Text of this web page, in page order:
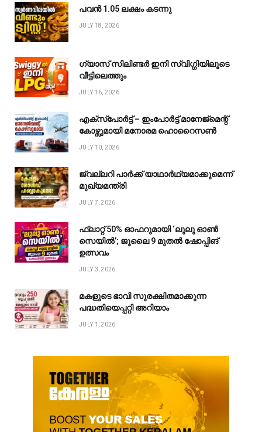
പവൻ ₹1.05 ലക്ഷം കടന്നു
JULY 18, 2026
ഗ്യാസ് സിലിണ്ടർ ഇനി സ്വിഗ്ഗിയിലൂടെ
വീട്ടിലെത്തും
JULY 16, 2026
എക്സ്പോർട്ട് – ഇംപോർട്ട് മാനേജ്മെന്റ്
കോഴ്സുമായി മനോരമ ഹൊറൈസൺ
JULY 10, 2026
ജ്വല്ലറി പാർക്ക് യാഥാർഥ്യമാക്കുമെന്ന്
മുഖ്യമന്ത്രി
JULY 7, 2026
ഫ്ലാറ്റ് 50% ഓഫറുമായി ‘ലുലു ഓൺ
സെയിൽ’; ജൂലൈ 9 മുതൽ ഷോപ്പിങ്
ഉത്സവം
JULY 3, 2026
മകളുടെ ഭാവി സുരക്ഷിതമാക്കുന്ന
പദ്ധതിയെപ്പറ്റി അറിയാം
JULY 1, 2026